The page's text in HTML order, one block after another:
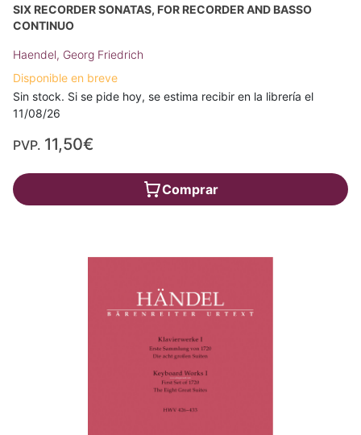
SIX RECORDER SONATAS, FOR RECORDER AND BASSO
CONTINUO
Haendel, Georg Friedrich
Disponible en breve
Sin stock. Si se pide hoy, se estima recibir en la librería el
11/08/26
PVP. 11,50€
Comprar